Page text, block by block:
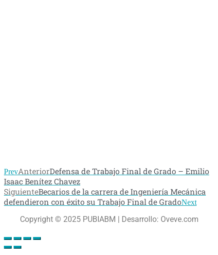
PrevAnteriorDefensa de Trabajo Final de Grado – Emilio
Isaac Benítez Chavez
SiguienteBecarios de la carrera de Ingeniería Mecánica
defendieron con éxito su Trabajo Final de GradoNext
Copyright © 2025 PUBIABM | Desarrollo: Oveve.com